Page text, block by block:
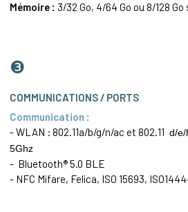
Mémoire : 3/32 Go, 4/64 Go ou 8/128
❸
COMMUNICATIONS / PORTS
Communication :
- WLAN : 802.11a/b/g/n/ac et 802.11 d/
5Ghz
- Bluetooth® 5.0 BLE
- NFC Mifare, Felica, ISO 15693,